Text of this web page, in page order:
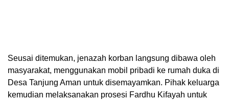
Seusai ditemukan, jenazah korban langsung dibawa oleh
masyarakat, menggunakan mobil pribadi ke rumah duka di
Desa Tanjung Aman untuk disemayamkan. Pihak keluarga
kemudian melaksanakan prosesi Fardhu Kifayah untuk